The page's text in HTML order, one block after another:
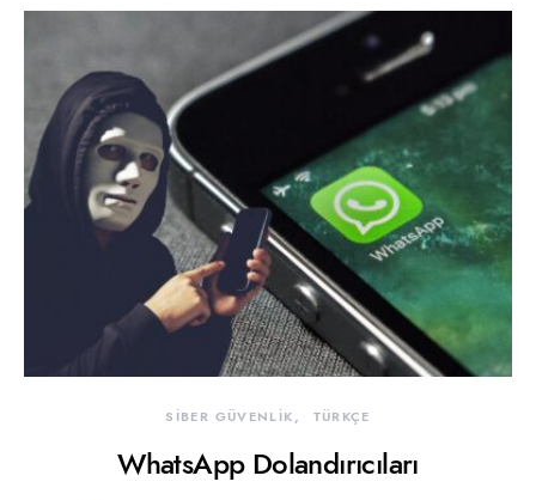
SİBER GÜVENLİK TÜRKÇE
WhatsApp Dolandırıcıları